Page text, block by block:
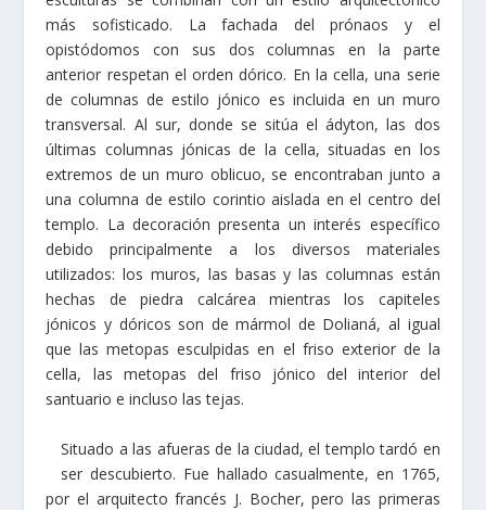
más sofisticado. La fachada del prónaos y el
opistódomos con sus dos columnas en la parte
anterior respetan el orden dórico. En la cella, una serie
de columnas de estilo jónico es incluida en un muro
transversal. Al sur, donde se sitúa el ádyton, las dos
últimas columnas jónicas de la cella, situadas en los
extremos de un muro oblicuo, se encontraban junto a
una columna de estilo corintio aislada en el centro del
templo. La decoración presenta un interés específico
debido principalmente a los diversos materiales
utilizados: los muros, las basas y las columnas están
hechas de piedra calcárea mientras los capiteles
jónicos y dóricos son de mármol de Dolianá, al igual
que las metopas esculpidas en el friso exterior de la
cella, las metopas del friso jónico del interior del
santuario e incluso las tejas.
Situado a las afueras de la ciudad, el templo tardó en
ser descubierto. Fue hallado casualmente, en 1765,
por el arquitecto francés J. Bocher, pero las primeras